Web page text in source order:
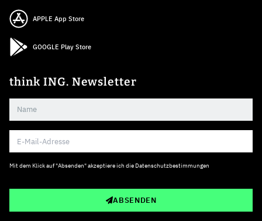
APPLE App Store
GOOGLE Play Store
think ING. Newsletter
Mit dem Klick auf "Absenden" akzeptiere ich die Datenschutzbestimmungen
ABSENDEN